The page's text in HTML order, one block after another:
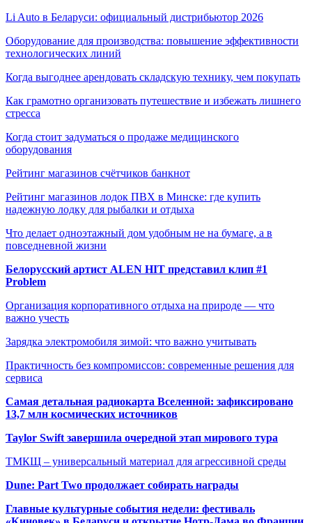
Li Auto в Беларуси: официальный дистрибьютор 2026
Оборудование для производства: повышение эффективности
технологических линий
Когда выгоднее арендовать складскую технику, чем покупать
Как грамотно организовать путешествие и избежать лишнего
стресса
Когда стоит задуматься о продаже медицинского
оборудования
Рейтинг магазинов счётчиков банкнот
Рейтинг магазинов лодок ПВХ в Минске: где купить
надежную лодку для рыбалки и отдыха
Что делает одноэтажный дом удобным не на бумаге, а в
повседневной жизни
Белорусский артист ALEN HIT представил клип #1
Problem
Организация корпоративного отдыха на природе — что
важно учесть
Зарядка электромобиля зимой: что важно учитывать
Практичность без компромиссов: современные решения для
сервиса
Самая детальная радиокарта Вселенной: зафиксировано
13,7 млн космических источников
Taylor Swift завершила очередной этап мирового тура
ТМКЩ – универсальный материал для агрессивной среды
Dune: Part Two продолжает собирать награды
Главные культурные события недели: фестиваль